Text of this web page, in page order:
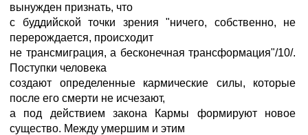
вынужден признать, что
с буддийской точки зрения "ничего, собственно, не
перерождается, происходит
не трансмиграция, а бесконечная трансформация"/10/.
Поступки человека
создают определенные кармические силы, которые
после его смерти не исчезают,
а под действием закона Кармы формируют новое
существо. Между умершим и этим